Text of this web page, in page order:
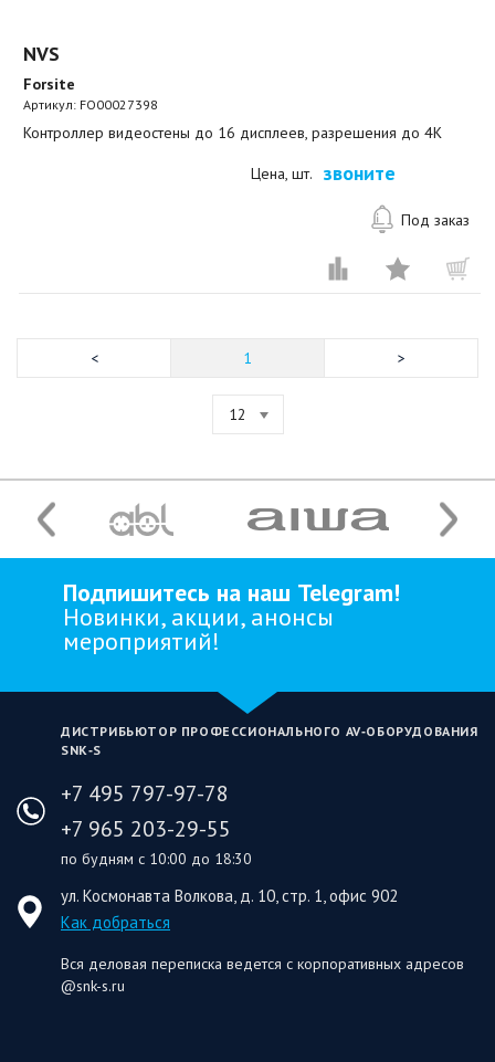
NVS
Forsite
Артикул: FO00027398
Контроллер видеостены до 16 дисплеев, разрешения до 4K
Цена, шт. звоните
Под заказ
1
12
Подпишитесь на наш Telegram!
Новинки, акции, анонсы
мероприятий!
ДИСТРИБЬЮТОР ПРОФЕССИОНАЛЬНОГО AV‑ОБОРУДОВАНИЯ
SNK‑S
+7 495 797-97-78
+7 965 203-29-55
по будням с 10:00 до 18:30
ул. Космонавта Волкова, д. 10, стр. 1, офис 902
Как добраться
Вся деловая переписка ведется с корпоративных адресов
@snk-s.ru